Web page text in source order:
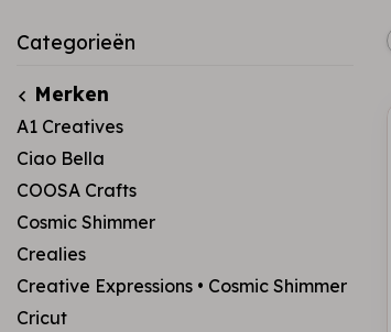
Categorieën
Merken
A1 Creatives
Ciao Bella
COOSA Crafts
Cosmic Shimmer
Crealies
Creative Expressions • Cosmic Shimmer
Cricut